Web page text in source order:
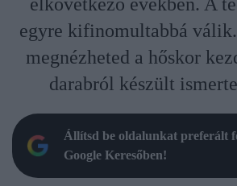
elkövetkező években. A
egyre kifinomultabbá
megnézheted a hőskor
darabról készült
Állítsd be oldalunkat preferált
Google Keresőben!